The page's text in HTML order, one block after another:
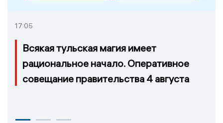
17:05
Всякая тульская магия имеет
рациональное начало. Оперативное
совещание правительства 4 августа